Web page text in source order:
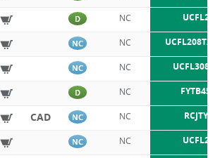
D NC UCFL208
NC NC UCFL208T20
NC NC UCFL308
D NC
CAD NC NC RCJTY45
NC NC UCFL209